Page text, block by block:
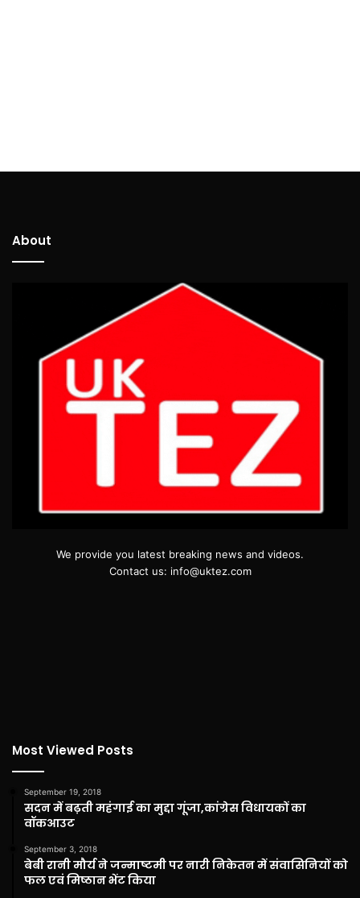
About
We provide you latest breaking news and videos.
Contact us: info@uktez.com
Most Viewed Posts
September 19, 2018
सदन में बढ़ती महंगाई का मुद्दा गूंजा,कांग्रेस विधायकों का
वॉकआउट
September 3, 2018
बेबी रानी मौर्य ने जन्माष्टमी पर नारी निकेतन में संवासिनियों को
फल एवं मिष्ठान भेंट किया